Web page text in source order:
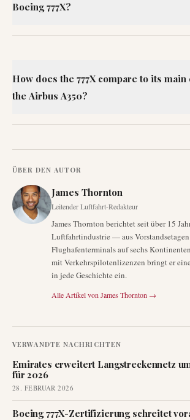
Boeing 777X?
How does the 777X compare to its
the Airbus A350?
ÜBER DEN AUTOR
James Thornton
Leitender Luftfahrt-Redakteur
James Thornton berichtet seit über 15
Luftfahrtindustrie — aus
Flughafenterminals auf sechs
mit Verkehrspilotenlizenzen bringt er
in jede Geschichte ein.
Alle Artikel von James Thornton →
VERWANDTE NACHRICHTEN
Emirates erweitert Langstreckennetz
für 2026
28. FEBRUAR 2026
Boeing 777X-Zertifizierung schreitet